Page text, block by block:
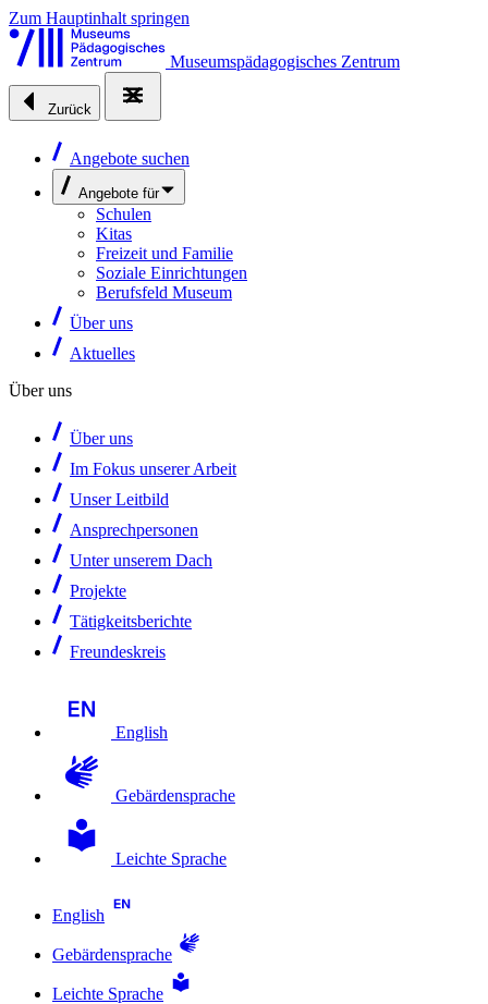
Zum Hauptinhalt springen
Museumspädagogisches Zentrum
Zurück
Angebote suchen
Angebote für
Schulen
Kitas
Freizeit und Familie
Soziale Einrichtungen
Berufsfeld Museum
Über uns
Aktuelles
Über uns
Über uns
Im Fokus unserer Arbeit
Unser Leitbild
Ansprechpersonen
Unter unserem Dach
Projekte
Tätigkeitsberichte
Freundeskreis
English
Gebärdensprache
Leichte Sprache
English
Gebärdensprache
Leichte Sprache